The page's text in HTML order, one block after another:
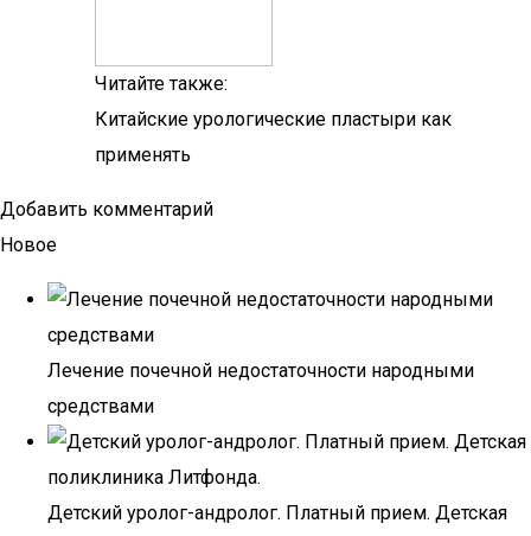
Читайте также:
Китайские урологические пластыри как
применять
Добавить комментарий
Новое
Лечение почечной недостаточности народными
средствами
Детский уролог-андролог. Платный прием. Детская